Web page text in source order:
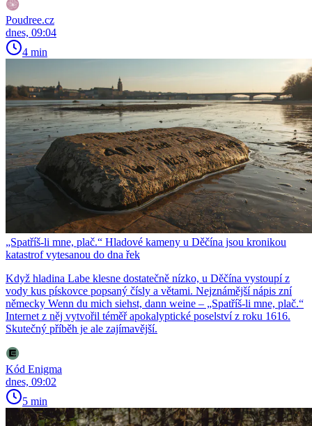
Poudree.cz
dnes, 09:04
4 min
„Spatříš-li mne, plač.“ Hladové kameny u Děčína jsou kronikou
katastrof vytesanou do dna řek
Když hladina Labe klesne dostatečně nízko, u Děčína vystoupí z
vody kus pískovce popsaný čísly a větami. Nejznámější nápis zní
německy Wenn du mich siehst, dann weine – „Spatříš-li mne, plač.“
Internet z něj vytvořil téměř apokalyptické poselství z roku 1616.
Skutečný příběh je ale zajímavější.
Kód Enigma
dnes, 09:02
5 min